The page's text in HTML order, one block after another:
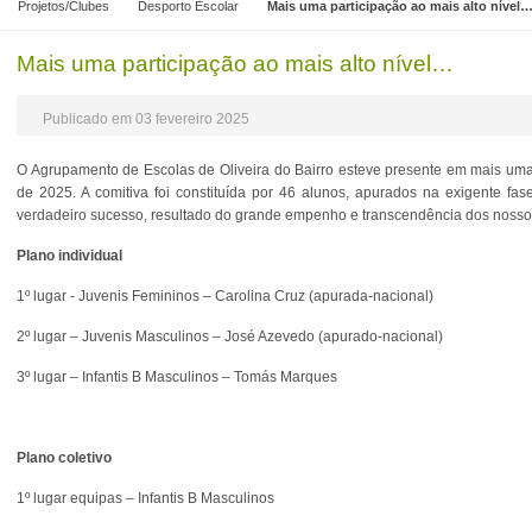
Projetos/Clubes Desporto Escolar Mais uma participação ao mais alto nível…
Mais uma participação ao mais alto nível…
Publicado em 03 fevereiro 2025
O Agrupamento de Escolas de Oliveira do Bairro esteve presente em mais
de 2025. A comitiva foi constituída por 46 alunos, apurados na exigente
verdadeiro sucesso, resultado do grande empenho e transcendência dos
Plano individual
1º lugar - Juvenis Femininos – Carolina Cruz (apurada-nacional)
2º lugar – Juvenis Masculinos – José Azevedo (apurado-nacional)
3º lugar – Infantis B Masculinos – Tomás Marques
Plano coletivo
1º lugar equipas – Infantis B Masculinos